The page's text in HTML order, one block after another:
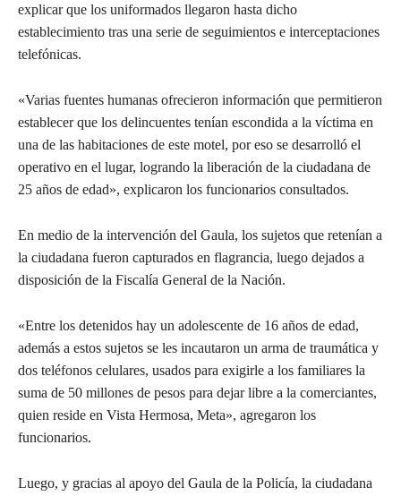
explicar que los uniformados llegaron hasta dicho
establecimiento tras una serie de seguimientos e interceptaciones
telefónicas.
«Varias fuentes humanas ofrecieron información que permitieron
establecer que los delincuentes tenían escondida a la víctima en
una de las habitaciones de este motel, por eso se desarrolló el
operativo en el lugar, logrando la liberación de la ciudadana de
25 años de edad», explicaron los funcionarios consultados.
En medio de la intervención del Gaula, los sujetos que retenían a
la ciudadana fueron capturados en flagrancia, luego dejados a
disposición de la Fiscalía General de la Nación.
«Entre los detenidos hay un adolescente de 16 años de edad,
además a estos sujetos se les incautaron un arma de traumática y
dos teléfonos celulares, usados para exigirle a los familiares la
suma de 50 millones de pesos para dejar libre a la comerciantes,
quien reside en Vista Hermosa, Meta», agregaron los
funcionarios.
Luego, y gracias al apoyo del Gaula de la Policía, la ciudadana